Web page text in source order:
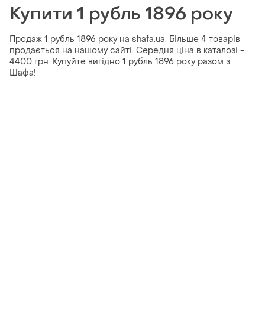
Купити 1 рубль 1896 року
Продаж 1 рубль 1896 року на shafa.ua. Більше 4 товарів
продається на нашому сайті. Середня ціна в каталозі -
4400 грн. Купуйте вигідно 1 рубль 1896 року разом з
Шафа!